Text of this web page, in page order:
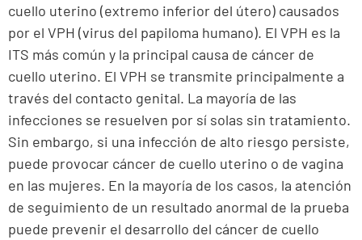
cuello uterino (extremo inferior del útero) causados
por el VPH (virus del papiloma humano). El VPH es la
ITS más común y la principal causa de cáncer de
cuello uterino. El VPH se transmite principalmente a
través del contacto genital. La mayoría de las
infecciones se resuelven por sí solas sin tratamiento.
Sin embargo, si una infección de alto riesgo persiste,
puede provocar cáncer de cuello uterino o de vagina
en las mujeres. En la mayoría de los casos, la atención
de seguimiento de un resultado anormal de la prueba
puede prevenir el desarrollo del cáncer de cuello